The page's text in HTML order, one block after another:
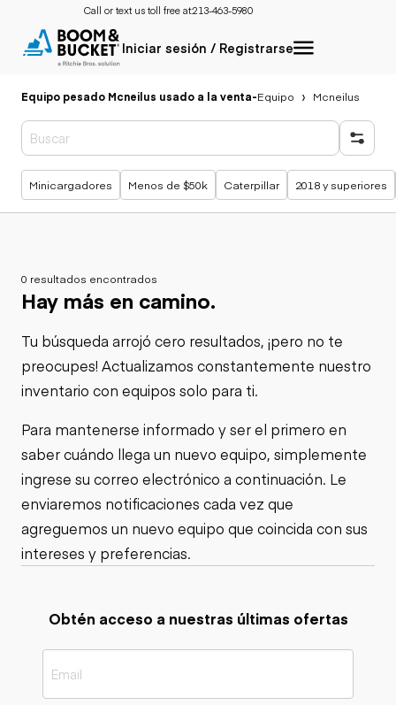
Call or text us toll free at:213-463-5980
Iniciar sesión / Registrarse
Equipo pesado Mcneilus usado a la venta-Equipo Mcneilus
Búsquedas populares
Minicargadores Menos de $50k Caterpillar 2018 y superiores
0 resultados encontrados
Hay más en camino.
Tu búsqueda arrojó cero resultados, ¡pero no te
preocupes! Actualizamos constantemente nuestro
inventario con equipos solo para ti.
Para mantenerse informado y ser el primero en
saber cuándo llega un nuevo equipo, simplemente
ingrese su correo electrónico a continuación. Le
enviaremos notificaciones cada vez que
agreguemos un nuevo equipo que coincida con sus
intereses y preferencias.
Obtén acceso a nuestras últimas ofertas